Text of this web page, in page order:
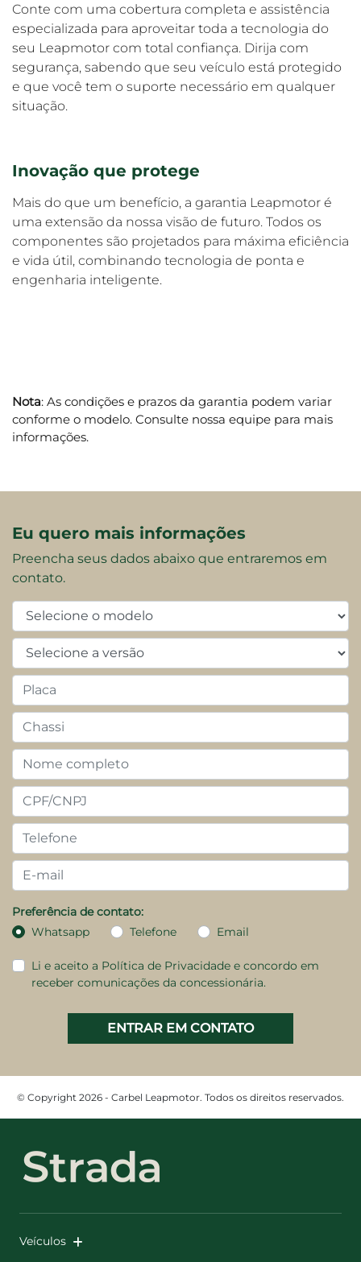
Conte com uma cobertura completa e assistência
especializada para aproveitar toda a tecnologia do
seu Leapmotor com total confiança. Dirija com
segurança, sabendo que seu veículo está protegido
e que você tem o suporte necessário em qualquer
situação.
Inovação que protege
Mais do que um benefício, a garantia Leapmotor é
uma extensão da nossa visão de futuro. Todos os
componentes são projetados para máxima eficiência
e vida útil, combinando tecnologia de ponta e
engenharia inteligente.
Nota: As condições e prazos da garantia podem variar
conforme o modelo. Consulte nossa equipe para mais
informações.
Eu quero mais informações
Preencha seus dados abaixo que entraremos em
contato.
Preferência de contato:
Whatsapp
Telefone Email
Li e aceito a Política de Privacidade e concordo em
receber comunicações da concessionária.
ENTRAR EM CONTATO
© Copyright 2026 - Carbel Leapmotor. Todos os direitos reservados.
Veículos